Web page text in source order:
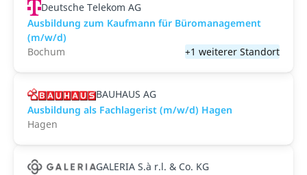
Deutsche Telekom AG
Ausbildung zum Kaufmann für Büromanagement
(m/w/d)
Bochum
+1 weiterer Standort
BAUHAUS AG
Ausbildung als Fachlagerist (m/w/d) Hagen
Hagen
GALERIA S.à r.l. & Co. KG